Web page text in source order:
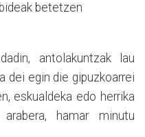
betetzen
antolakuntzak lau
dei egin die gipuzkoarrei
eskualdeka edo herrika
hamar minutu